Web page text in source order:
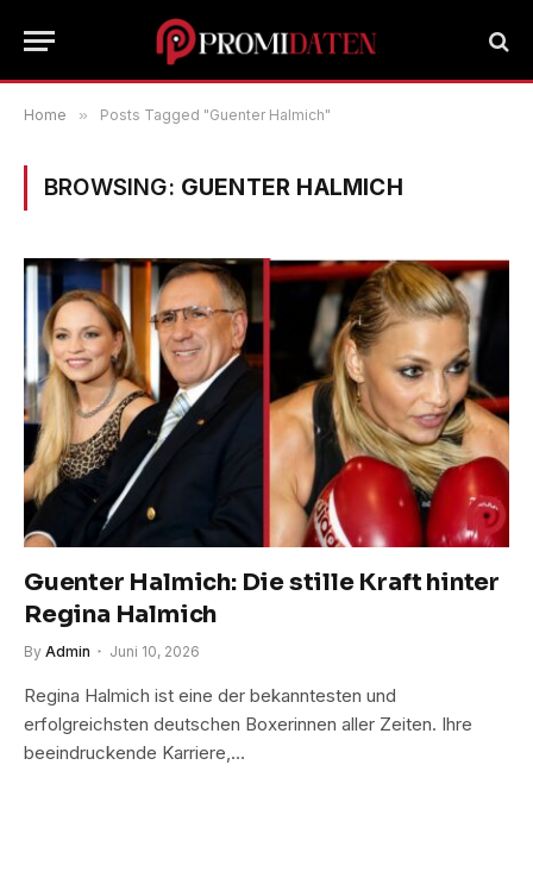
Home » Posts Tagged "Guenter Halmich"
BROWSING: GUENTER HALMICH
Guenter Halmich: Die stille Kraft hinter
Regina Halmich
By Admin Juni 10, 2026
Regina Halmich ist eine der bekanntesten und
erfolgreichsten deutschen Boxerinnen aller Zeiten. Ihre
beeindruckende Karriere,…